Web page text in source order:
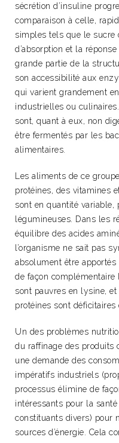
sécrétion d’insuline
comparaison à celle,
simples tels que le sucre
d’absorption et la
grande partie de la
son accessibilité aux
qui varient grandement
industrielles ou
sont, quant à eux, non
être fermentés par les
alimentaires.
Les aliments de ce
protéines, des vitamines
sont en quantité variable,
légumineuses. Dans les
équilibre des acides
l’organisme ne sait pas
absolument être apportés
de façon complémentaire
sont pauvres en lysine,
protéines sont déficitaires
Un des problèmes
du raffinage des produits
une demande des
impératifs industriels
processus élimine de
intéressants pour la
constituants divers) pour
sources d’énergie. Cela